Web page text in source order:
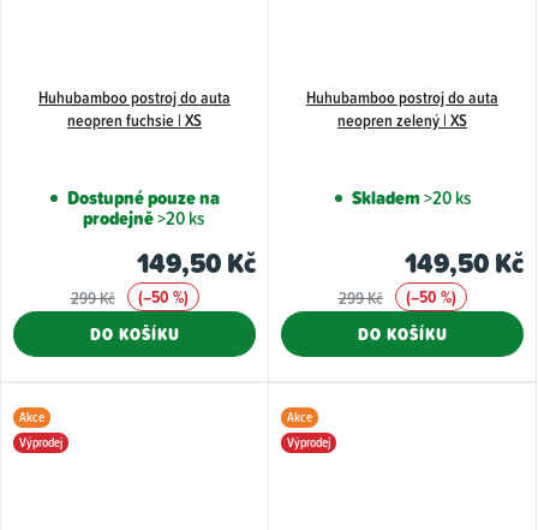
Huhubamboo postroj do auta
neopren fuchsie | XS
Dostupné pouze na
prodejně>20 ks
149,50 Kč
299 Kč
(–50 %)
DO KOŠÍKU
Huhubamboo postroj do auta
neopren zelený | XS
Skladem>20 ks
149,50 Kč
299 Kč
(–50 %)
DO KOŠÍKU
Akce
Výprodej
Akce
Výprodej